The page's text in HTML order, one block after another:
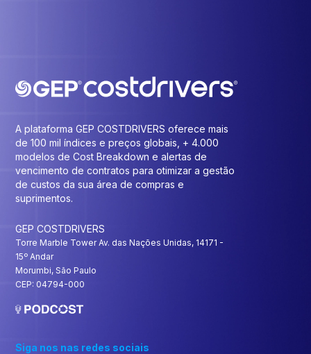
A plataforma GEP COSTDRIVERS oferece mais
de 100 mil índices e preços globais, + 4.000
modelos de Cost Breakdown e alertas de
vencimento de contratos para otimizar a gestão
de custos da sua área de compras e
suprimentos.
GEP COSTDRIVERS
Torre Marble Tower Av. das Nações Unidas, 14171 -
15º Andar
Morumbi, São Paulo
CEP: 04794-000
Siga nos nas redes sociais